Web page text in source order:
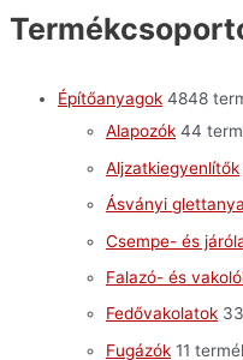
Építőanyagok 4848
Alapozók 44
Aljzatkiegyenlítők
Ásványi
Csempe- és
Falazó- és
Fedővakolatok 3
Fugázók 11